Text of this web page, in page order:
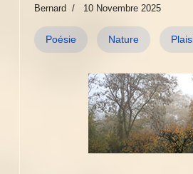
Bernard 10 Novembre 2025
Poésie Nature